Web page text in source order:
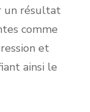
un résultat
comme
et
ainsi le